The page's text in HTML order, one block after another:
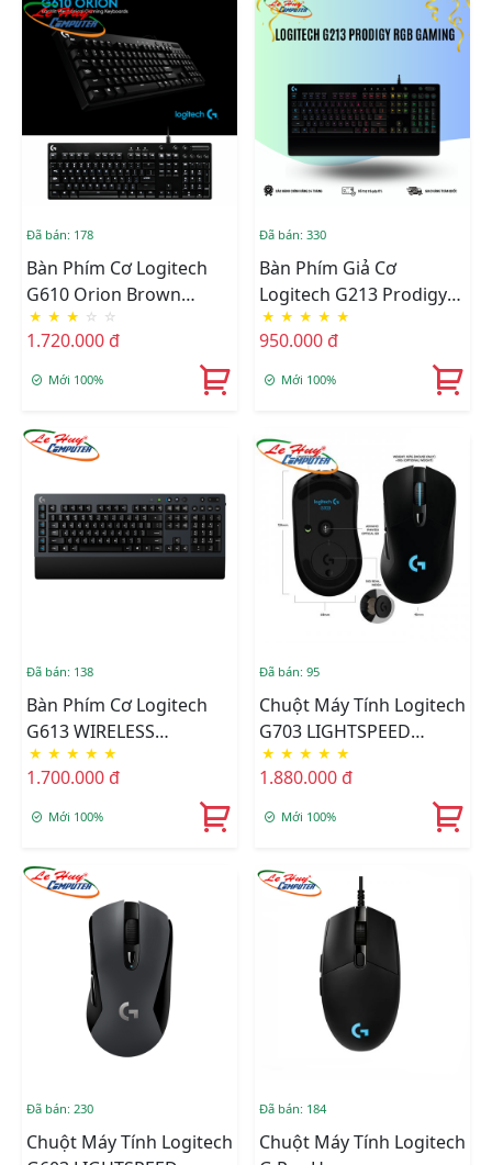
Đã bán: 178
Bàn Phím Cơ Logitech
G610 Orion Brown
Backlit Mechanical
Gaming
★ ★ ★ ☆ ☆
1.720.000 đ
Mới 100%
Đã bán: 330
Bàn Phím Giả Cơ
Logitech G213 Prodigy
RGB Gaming
★ ★ ★ ★ ★
950.000 đ
Mới 100%
Đã bán: 138
Bàn Phím Cơ Logitech
G613 WIRELESS
MECHANICAL GAMING
★ ★ ★ ★ ★
1.700.000 đ
Mới 100%
Đã bán: 95
Chuột Máy Tính Logitech
G703 LIGHTSPEED
WIRELESS GAMING
★ ★ ★ ★ ★
1.880.000 đ
Mới 100%
Đã bán: 230
Chuột Máy Tính Logitech
Đã bán: 184
Chuột Máy Tính Logitech